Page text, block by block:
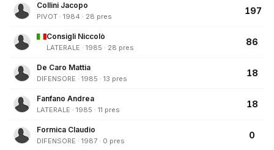
Collini Jacopo
PIVOT · 1984 · 28 pres
197
Consigli Niccolò
LATERALE · 1985 · 28 pres
86
De Caro Mattia
DIFENSORE · 1985 · 13 pres
18
Fanfano Andrea
LATERALE · 1985 · 11 pres
18
Formica Claudio
DIFENSORE · 1987 · 0 pres
0